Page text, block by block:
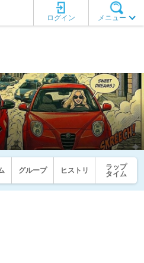
メニュー
ログイン
グループ ヒストリ
ラップ
タイム